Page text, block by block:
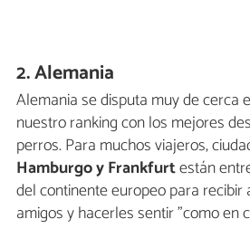
2. Alemania
Alemania se disputa muy de cerca
nuestro ranking con los mejores
perros. Para muchos viajeros,
Hamburgo y Frankfurtestán
del continente europeo para
amigos y hacerles sentir "como en